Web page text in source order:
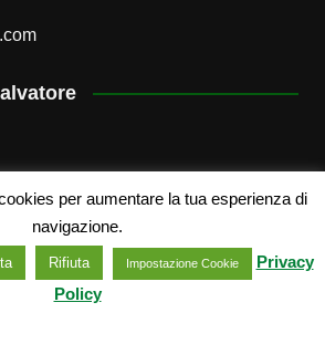
Commerciale – Non opere derivate
per aumentare la tua esperienza di
navigazione.
Rifiuta Impostazione Cookie
Privacy
Policy